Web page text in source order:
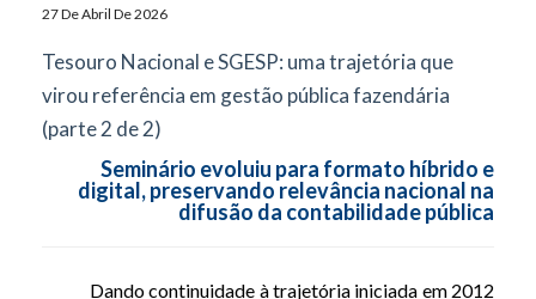
27 De Abril De 2026
Tesouro Nacional e SGESP: uma trajetória que
virou referência em gestão pública fazendária
(parte 2 de 2)
Seminário evoluiu para formato híbrido e
digital, preservando relevância nacional na
difusão da contabilidade pública
Dando continuidade à trajetória iniciada em 2012